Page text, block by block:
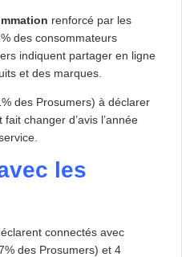
renforcé par les
des consommateurs
indiquent partager en ligne
et des marques.
des Prosumers) à déclarer
changer d’avis l’année
les
connectés avec
des Prosumers) et 4